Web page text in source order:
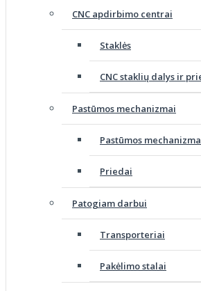
CNC apdirbimo centrai
Staklės
CNC staklių dalys ir
Pastūmos mechanizmai
Pastūmos
Priedai
Patogiam darbui
Transporteriai
Pakėlimo stalai